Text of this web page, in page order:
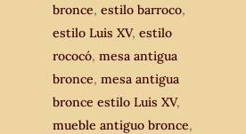
bronce,estilo barroco,
estilo Luis XV,estilo
rococó,mesa antigua
bronce,mesa antigua
bronce estilo Luis XV,
mueble antiguo bronce,